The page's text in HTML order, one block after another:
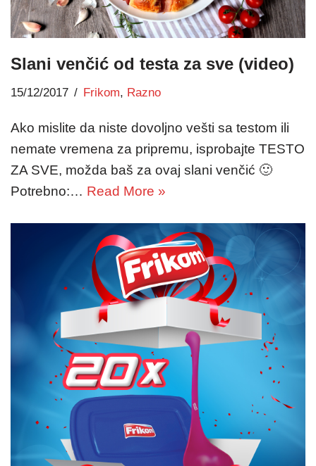
Slani venčić od testa za sve (video)
15/12/2017 Frikom, Razno
Ako mislite da niste dovoljno vešti sa testom ili
nemate vremena za pripremu, isprobajte TESTO
ZA SVE, možda baš za ovaj slani venčić 🙂
Potrebno:… Read More »